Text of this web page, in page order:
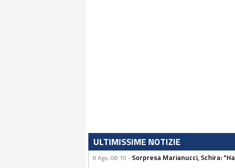
ULTIMISSIME NOTIZIE
8 Ago, 08:10 - Sorpresa Marianucci, Schira: